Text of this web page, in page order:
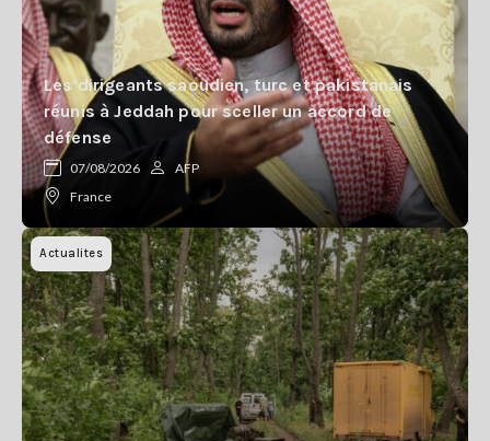
Les dirigeants saoudien, turc et pakistanais
réunis à Jeddah pour sceller un accord de
défense
07/08/2026
AFP
France
Actualites